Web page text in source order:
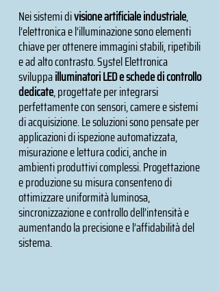
Nei sistemi divisione artificiale industriale,
l’elettronica e l’illuminazione sono elementi
chiave per ottenere immagini stabili, ripetibili
e ad alto contrasto. Systel Elettronica
sviluppailluminatori LED e schede di controllo
dedicate, progettate per integrarsi
perfettamente con sensori, camere e sistemi
di acquisizione. Le soluzioni sono pensate per
applicazioni di ispezione automatizzata,
misurazione e lettura codici, anche in
ambienti produttivi complessi. Progettazione
e produzione su misura consenteno di
ottimizzare uniformità luminosa,
sincronizzazione e controllo dell’intensità e
aumentando la precisione e l’affidabilità del
sistema.